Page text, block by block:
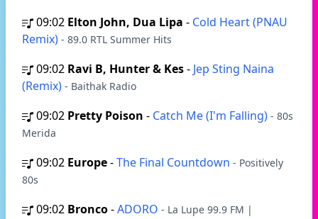
09:02 Elton John, Dua Lipa - Cold Heart (PNAU
Remix) - 89.0 RTL Summer Hits
09:02 Ravi B, Hunter & Kes- Jep Sting Naina
(Remix) - Baithak Radio
09:02 Pretty Poison - Catch Me (I'm Falling) - 80s
Merida
09:02 Europe-The Final Countdown - Positively
80s
09:02 Bronco-ADORO - La Lupe 99.9 FM |